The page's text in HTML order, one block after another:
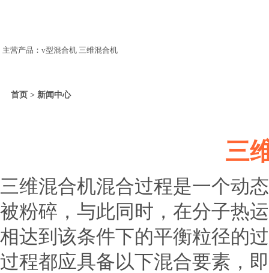
主营产品：v型混合机 三维混合机
首页 > 新闻中心
三
三维混合机混合过程是一个动
被粉碎，与此同时，在分子热
相达到该条件下的平衡粒径的
过程都应具备以下混合要素，